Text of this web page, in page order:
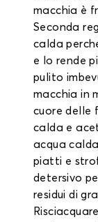
macchia è
Seconda
calda
e lo rende
pulito
macchia in
cuore delle
calda e
acqua
piatti e
detersivo
residui di